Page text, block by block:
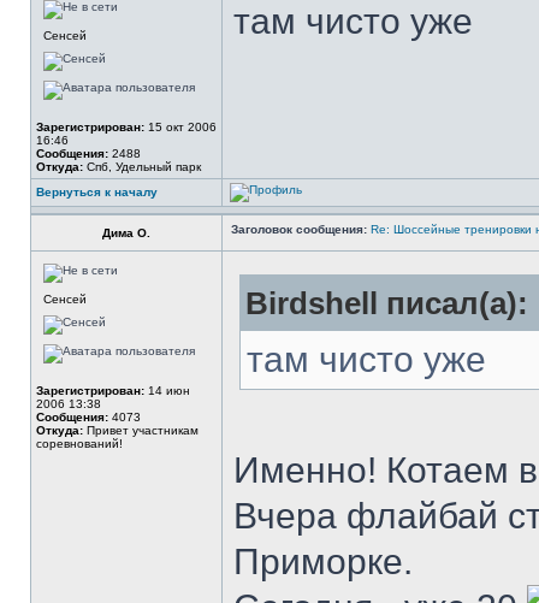
Сенсей
Зарегистрирован: 15 окт 2006
16:46
Сообщения: 2488
Откуда: Спб, Удельный парк
там чисто уже
Вернуться к началу
Дима О. Заголовок сообщения: Re: Шоссейные тренировки
Сенсей
Зарегистрирован: 14 июн
2006 13:38
Сообщения: 4073
Откуда: Привет участникам
соревнований!
Birdshell писал(а):
там чисто уже
Именно! Котаем
Вчера флайбай
Приморке.